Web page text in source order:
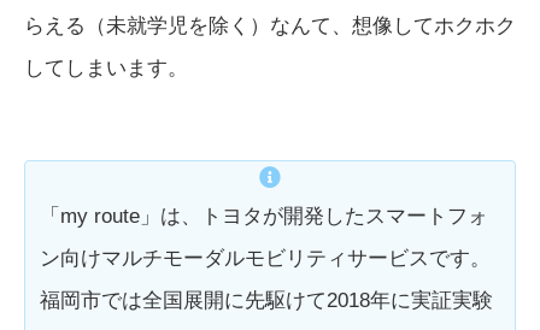
らえる（未就学児を除く）なんて、想像してホクホク
してしまいます。
「my route」は、トヨタが開発したスマートフォ
ン向けマルチモーダルモビリティサービスです。
福岡市では全国展開に先駆けて2018年に実証実験